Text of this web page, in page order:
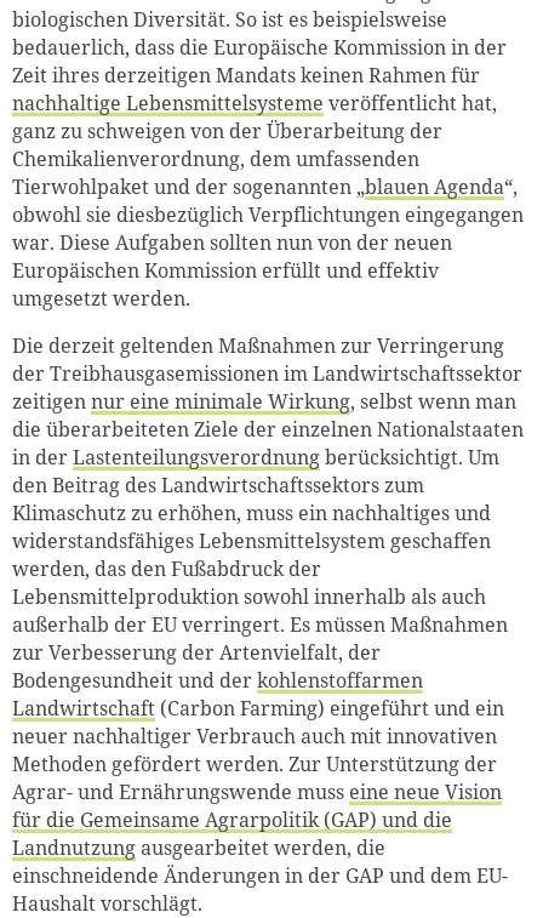
biologischen Diversität. So ist es beispielsweise
bedauerlich, dass die Europäische Kommission in der
Zeit ihres derzeitigen Mandats keinen Rahmen für
nachhaltige Lebensmittelsysteme veröffentlicht hat,
ganz zu schweigen von der Überarbeitung der
Chemikalienverordnung, dem umfassenden
Tierwohlpaket und der sogenannten „blauen Agenda“,
obwohl sie diesbezüglich Verpflichtungen eingegangen
war. Diese Aufgaben sollten nun von der neuen
Europäischen Kommission erfüllt und effektiv
umgesetzt werden.
Die derzeit geltenden Maßnahmen zur Verringerung
der Treibhausgasemissionen im Landwirtschaftssektor
zeitigennur eine minimale Wirkung, selbst wenn man
die überarbeiteten Ziele der einzelnen Nationalstaaten
in derLastenteilungsverordnungberücksichtigt. Um
den Beitrag des Landwirtschaftssektors zum
Klimaschutz zu erhöhen, muss ein nachhaltiges und
widerstandsfähiges Lebensmittelsystem geschaffen
werden, das den Fußabdruck der
Lebensmittelproduktion sowohl innerhalb als auch
außerhalb der EU verringert. Es müssen Maßnahmen
zur Verbesserung der Artenvielfalt, der
Bodengesundheit und derkohlenstoffarmen
Landwirtschaft (Carbon Farming) eingeführt und ein
neuer nachhaltiger Verbrauch auch mit innovativen
Methoden gefördert werden. Zur Unterstützung der
Agrar- und Ernährungswende muss eine neue Vision
für die Gemeinsame Agrarpolitik (GAP) und die
Landnutzungausgearbeitet werden, die
einschneidende Änderungen in der GAP und dem EU-
Haushalt vorschlägt.